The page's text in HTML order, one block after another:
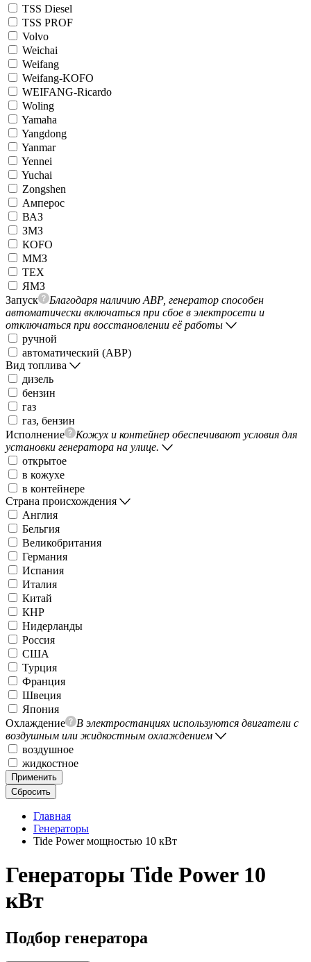
TSS Diesel
TSS PROF
Volvo
Weichai
Weifang
Weifang-KOFO
WEIFANG-Ricardo
Woling
Yamaha
Yangdong
Yanmar
Yennei
Yuchai
Zongshen
Амперос
ВАЗ
ЗМЗ
КОFO
ММЗ
ТЕХ
ЯМЗ
Запуск
Благодаря наличию АВР, генератор способен
автоматически включаться при сбое в электросети и
отключаться при восстановлении её работы
ручной
автоматический (АВР)
Вид топлива
дизель
бензин
газ
газ, бензин
Исполнение
Кожух и контейнер обеспечивают условия для
установки генератора на улице.
открытое
в кожухе
в контейнере
Страна происхождения
Англия
Бельгия
Великобритания
Германия
Испания
Италия
Китай
КНР
Нидерланды
Россия
США
Турция
Франция
Швеция
Япония
Охлаждение
В электростанциях используются двигатели с
воздушным или жидкостным охлаждением
воздушное
жидкостное
Применить
Сбросить
Главная
Генераторы
Tide Power мощностью 10 кВт
Генераторы Tide Power 10
кВт
Подбор генератора